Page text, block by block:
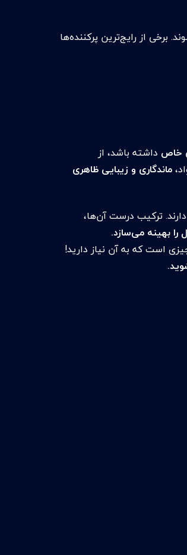
برخی از رایج‌ترین پرکننده‌ها
داشته باشد، از
ماندگاری و زیبایی ظاهری
دارند. ترکیب درست آن‌ها،
را بهینه می‌سازد.
است که به آن نیاز دارید!